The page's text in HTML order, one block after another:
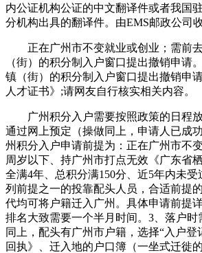
内公证机构公证的中文翻译件或者我国
分机构出具的翻译件。由EMS邮政公司收
正在广州市不变就业或创业；需前
（街）的积分制入户窗口提出撤销申请
镇（街）的积分制入户窗口提出撤销申
人才证书》;请网友自行核实相关内容。
广州积分入户需要按照政策的日程放
通过网上预定（操做同上，申请人已成
州积分入户申请前提为：正在广州市不
周岁以下、持广州市打点无效《广东省
全满4年、总积分满150分、近5年内未
列前提之一的投靠配头人员，合适前提
代均可将户籍迁入广州。具体申请前提
排名大致需要一个半月时间。3、落户
同上，配头有广州市户籍，选择“入户登
回执》、迁入地的户口簿（一坐式迁徙